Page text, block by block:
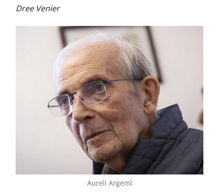
Dree Venier
Aureli Argemì